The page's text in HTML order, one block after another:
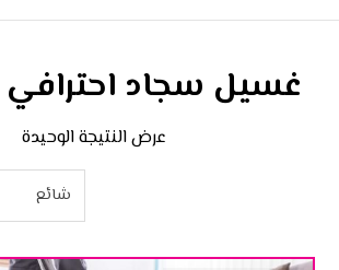
غسيل سجاد
عرض النتيجة الوحيدة